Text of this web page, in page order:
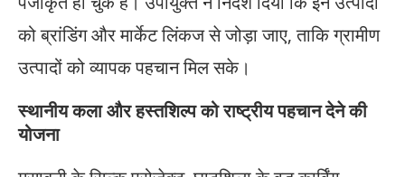
को ब्रांडिंग और मार्केट लिंकज से जोड़ा जाए, ताकि ग्रामीण
उत्पादों को व्यापक पहचान मिल सके।
स्थानीय कला और हस्तशिल्प को राष्ट्रीय पहचान देने की
योजना